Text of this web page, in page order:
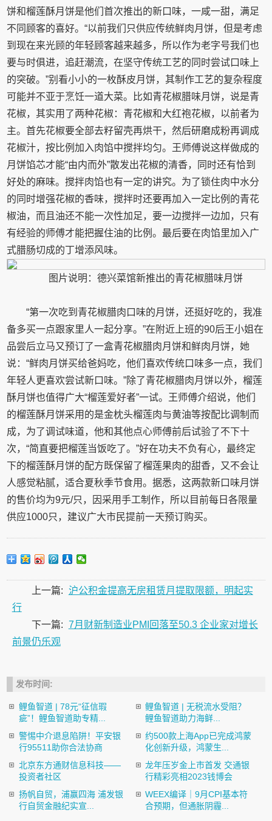
饼和榴莲酥月饼是他们首次推出的新口味，一咸一甜，满足
不同顾客的喜好。“以前我们只供应传统鲜肉月饼，但是考虑
到现在来光顾的年轻顾客越来越多，所以作为老字号我们也
要与时俱进，追赶潮流，在坚守传统工艺的同时尝试口味上
的突破。”别看小小的一枚酥皮月饼，其制作工艺的复杂程度
可能并不亚于烹饪一道大菜。比如青花椒腊味月饼，说是青
花椒，其实用了两种花椒：青花椒和大红袍花椒，以前者为
主。首先花椒要全部去籽留壳再烘干，然后研磨成粉再调成
花椒汁，按比例加入肉馅中搅拌均匀。王师傅说这样做成的
月饼馅芯才能“由内而外”散发出花椒的清香，同时还有恰到
好处的麻味。搅拌肉馅也有一定的讲究。为了锁住肉中水分
的同时增强花椒的香味，搅拌时还要再加入一定比例的青花
椒油，而且油还不能一次性加足，要一边搅拌一边加，只有
有经验的师傅才能把握住油的比例。最后要在肉馅里加入广
式腊肠切成的丁增添风味。
图片说明：德兴菜馆新推出的青花椒腊味月饼
“第一次吃到青花椒腊肉口味的月饼，还挺好吃的，我准
备多买一点跟家里人一起分享。”在附近上班的90后王小姐在
品尝后立马又预订了一盒青花椒腊肉月饼和鲜肉月饼，她
说：“鲜肉月饼买给爸妈吃，他们喜欢传统口味多一点，我们
年轻人更喜欢尝试新口味。”除了青花椒腊肉月饼以外，榴莲
酥月饼也值得广大“榴莲爱好者”一试。王师傅介绍说，他们
的榴莲酥月饼采用的是金枕头榴莲肉与黄油等按配比调制而
成，为了调试味道，他和其他点心师傅前后试验了不下十
次，“简直要把榴莲当饭吃了。”好在功夫不负有心，最终定
下的榴莲酥月饼的配方既保留了榴莲果肉的甜香，又不会让
人感觉粘腻，适合夏秋季节食用。据悉，这两款新口味月饼
的售价均为9元/只，因采用手工制作，所以目前每日各限量
供应1000只，建议广大市民提前一天预订购买。
上一篇: 沪公积金提高无房租赁月提取限额，明起实
行
下一篇: 7月财新制造业PMI回落至50.3 企业家对增长
前景仍乐观
发布时间:
鲤鱼智道 | 78元“征信瑕
疵”！鲤鱼智道助专精...
鲤鱼智道 | 无税流水受阻？
鲤鱼智道助力海鲜...
警惕中介退息陷阱！平安银
行95511助你合法协商
约500款上海App已完成鸿蒙
化创新升级，鸿蒙生...
北京东方通财信息科技——
投资者社区
龙年压岁金上市首发 交通银
行精彩亮相2023钱博会
扬帆自贸，浦赢四海 浦发银
行自贸金融纪实宣...
​WEEX编译｜9月CPI基本符
合预期，但通胀阴霾...